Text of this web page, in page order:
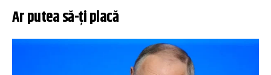
Ar putea să-ți placă